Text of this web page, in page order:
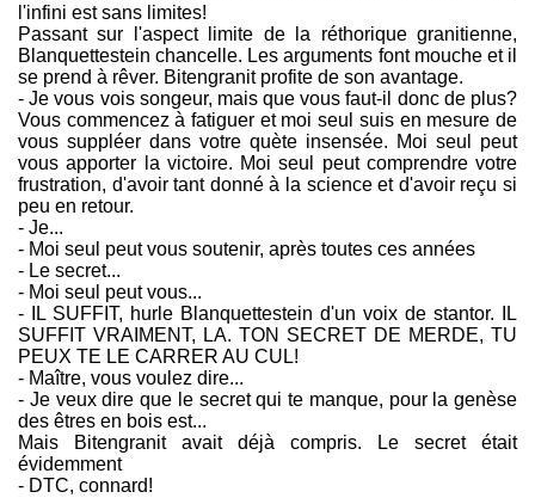
l'infini est sans limites!
Passant sur l'aspect limite de la réthorique granitienne,
Blanquettestein chancelle. Les arguments font mouche et il
se prend à rêver. Bitengranit profite de son avantage.
- Je vous vois songeur, mais que vous faut-il donc de plus?
Vous commencez à fatiguer et moi seul suis en mesure de
vous suppléer dans votre quète insensée. Moi seul peut
vous apporter la victoire. Moi seul peut comprendre votre
frustration, d'avoir tant donné à la science et d'avoir reçu si
peu en retour.
- Je...
- Moi seul peut vous soutenir, après toutes ces années
- Le secret...
- Moi seul peut vous...
- IL SUFFIT, hurle Blanquettestein d'un voix de stantor. IL
SUFFIT VRAIMENT, LA. TON SECRET DE MERDE, TU
PEUX TE LE CARRER AU CUL!
- Maître, vous voulez dire...
- Je veux dire que le secret qui te manque, pour la genèse
des êtres en bois est...
Mais Bitengranit avait déjà compris. Le secret était
évidemment
- DTC, connard!